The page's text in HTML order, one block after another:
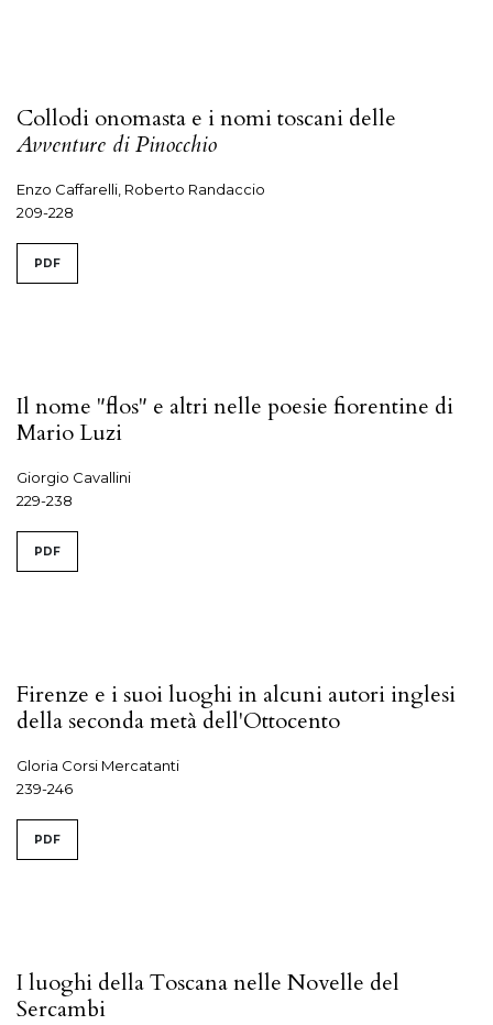
Collodi onomasta e i nomi toscani delle
Avventure di Pinocchio
Enzo Caffarelli, Roberto Randaccio
209-228
PDF
Il nome "flos" e altri nelle poesie fiorentine di
Mario Luzi
Giorgio Cavallini
229-238
PDF
Firenze e i suoi luoghi in alcuni autori inglesi
della seconda metà dell'Ottocento
Gloria Corsi Mercatanti
239-246
PDF
I luoghi della Toscana nelle Novelle del
Sercambi